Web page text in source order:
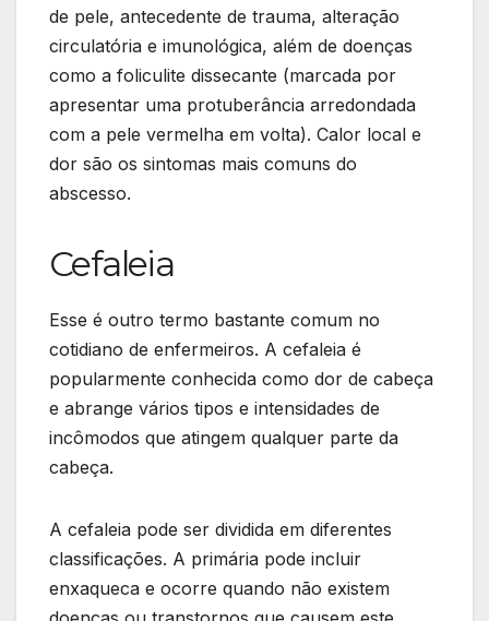
de pele, antecedente de trauma, alteração
circulatória e imunológica, além de doenças
como a foliculite dissecante (marcada por
apresentar uma protuberância arredondada
com a pele vermelha em volta). Calor local e
dor são os sintomas mais comuns do
abscesso.
Cefaleia
Esse é outro termo bastante comum no
cotidiano de enfermeiros. A cefaleia é
popularmente conhecida como dor de cabeça
e abrange vários tipos e intensidades de
incômodos que atingem qualquer parte da
cabeça.
A cefaleia pode ser dividida em diferentes
classificações. A primária pode incluir
enxaqueca e ocorre quando não existem